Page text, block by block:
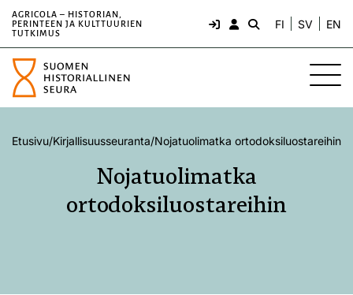
AGRICOLA – HISTORIAN,
PERINTEEN JA KULTTUURIEN
TUTKIMUS
FI SV EN
Etusivu/Kirjallisuusseuranta/Nojatuolimatka ortodoksiluostareihin
Nojatuolimatka
ortodoksiluostareihin